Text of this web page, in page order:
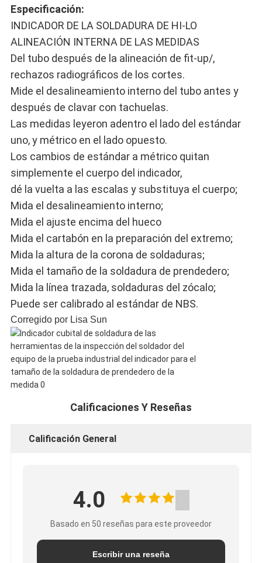
Especificación:
INDICADOR DE LA SOLDADURA DE HI-LO
ALINEACIÓN INTERNA DE LAS MEDIDAS
Del tubo después de la alineación de fit-up/,
rechazos radiográficos de los cortes.
Mide el desalineamiento interno del tubo antes y
después de clavar con tachuelas.
Las medidas leyeron adentro el lado del estándar
uno, y métrico en el lado opuesto.
Los cambios de estándar a métrico quitan
simplemente el cuerpo del indicador,
dé la vuelta a las escalas y substituya el cuerpo;
Mida el desalineamiento interno;
Mida el ajuste encima del hueco
Mida el cartabón en la preparación del extremo;
Mida la altura de la corona de soldaduras;
Mida el tamaño de la soldadura de prendedero;
Mida la línea trazada, soldaduras del zócalo;
Puede ser calibrado al estándar de NBS.
Corregido por Lisa Sun
Calificaciones Y Reseñas
Calificación General
4.0
Basado en 50 reseñas para este proveedor
Escribir una reseña